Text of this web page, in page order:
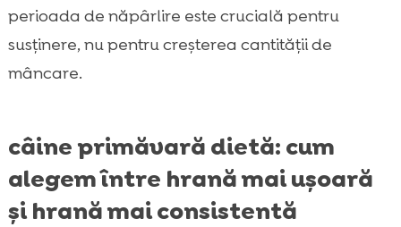
perioada de năpârlire este crucială pentru
susținere, nu pentru creșterea cantității de
mâncare.
câine primăvară dietă: cum
alegem între hrană mai ușoară
și hrană mai consistentă